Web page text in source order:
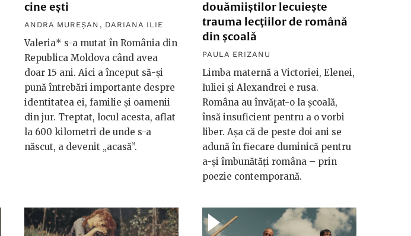
cine ești
ANDRA MUREȘAN , DARIANA ILIE
Valeria* s-a mutat în România din
Republica Moldova când avea
doar 15 ani. Aici a început să-și
pună întrebări importante despre
identitatea ei, familie și oamenii
din jur. Treptat, locul acesta, aflat
la 600 kilometri de unde s-a
născut, a devenit „acasă”.
douămiiștilor lecuiește
trauma lecțiilor de română
din școală
PAULA ERIZANU
Limba maternă a Victoriei, Elenei,
Iuliei și Alexandrei e rusa.
Româna au învățat-o la școală,
însă insuficient pentru a o vorbi
liber. Așa că de peste doi ani se
adună în fiecare duminică pentru
a-și îmbunătăți româna – prin
poezie contemporană.